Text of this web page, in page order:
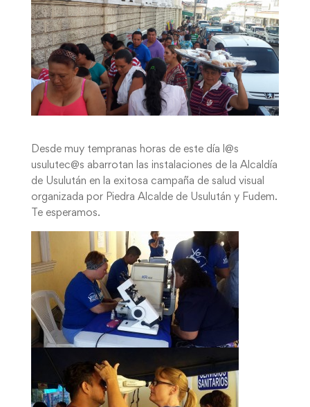
Desde muy tempranas horas de este día l@s
usulutec@s abarrotan las instalaciones de la Alcaldía
de Usulután en la exitosa campaña de salud visual
organizada por Piedra Alcalde de Usulután y Fudem.
Te esperamos.